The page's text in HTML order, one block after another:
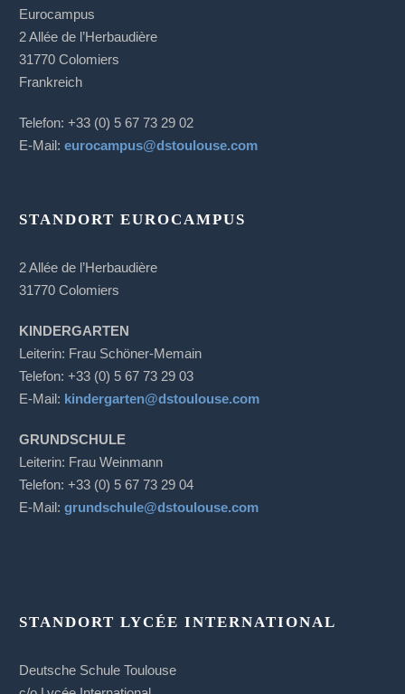
Eurocampus
2 Allée de l’Herbaudière
31770 Colomiers
Frankreich
Telefon: +33 (0) 5 67 73 29 02
E-Mail:eurocampus@dstoulouse.com
STANDORT EUROCAMPUS
2 Allée de l’Herbaudière
31770 Colomiers
KINDERGARTEN
Leiterin: Frau Schöner-Memain
Telefon: +33 (0) 5 67 73 29 03
E-Mail: kindergarten@dstoulouse.com
GRUNDSCHULE
Leiterin: Frau Weinmann
Telefon: +33 (0) 5 67 73 29 04
E-Mail:grundschule@dstoulouse.com
STANDORT LYCÉE INTERNATIONAL
Deutsche Schule Toulouse